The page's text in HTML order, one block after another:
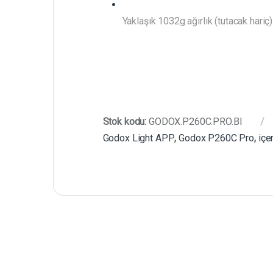
Yaklaşık 1032g ağırlık (tutacak hariç)
Stok kodu: GODOX.P260C.PRO.BI
Godox Light APP,Godox P260C Pro,